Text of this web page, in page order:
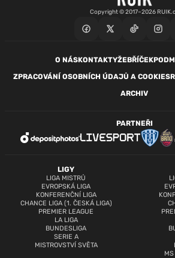
Copyright © 2017–2026
O NÁSKONTAKTYŽEBŘÍČEK
ZPRACOVÁNÍ OSOBNÍCH ÚDAJŮ A COOKIES
ARCHIV
LIGY
LIGA MISTRŮ
EVROPSKÁ LIGA
KONFERENČNÍ LIGA
CHANCE LIGA (1. ČESKÁ LIGA)
PREMIER LEAGUE
LA LIGA
BUNDESLIGA
SERIE A
MISTROVSTVÍ SVĚTA
PARTNEŘI